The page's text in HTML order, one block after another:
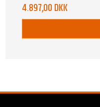
4.897,00 DKK